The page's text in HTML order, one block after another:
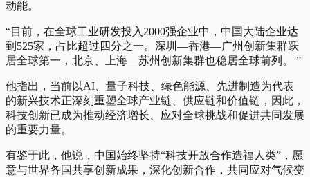
动能。
“目前，在全球工业研发投入2000强企业中，中国大陆企业达
到525家，占比超过四分之一。深圳—香港—广州创新集群跃
居全球第一，北京、上海—苏州创新集群也稳居全球前列。 ”
他指出，当前以AI、量子科技、绿色能源、先进制造为代表
的新兴技术正深刻重塑全球产业链、供应链和价值链，因此，
科技创新已成为推动经济增长、应对全球挑战和促进共同发展
的重要力量。
有鉴于此，他说，中国始终坚持“科技开放合作造福人类”，愿
意与世界各国共享创新成果，深化创新合作，共同应对气候变